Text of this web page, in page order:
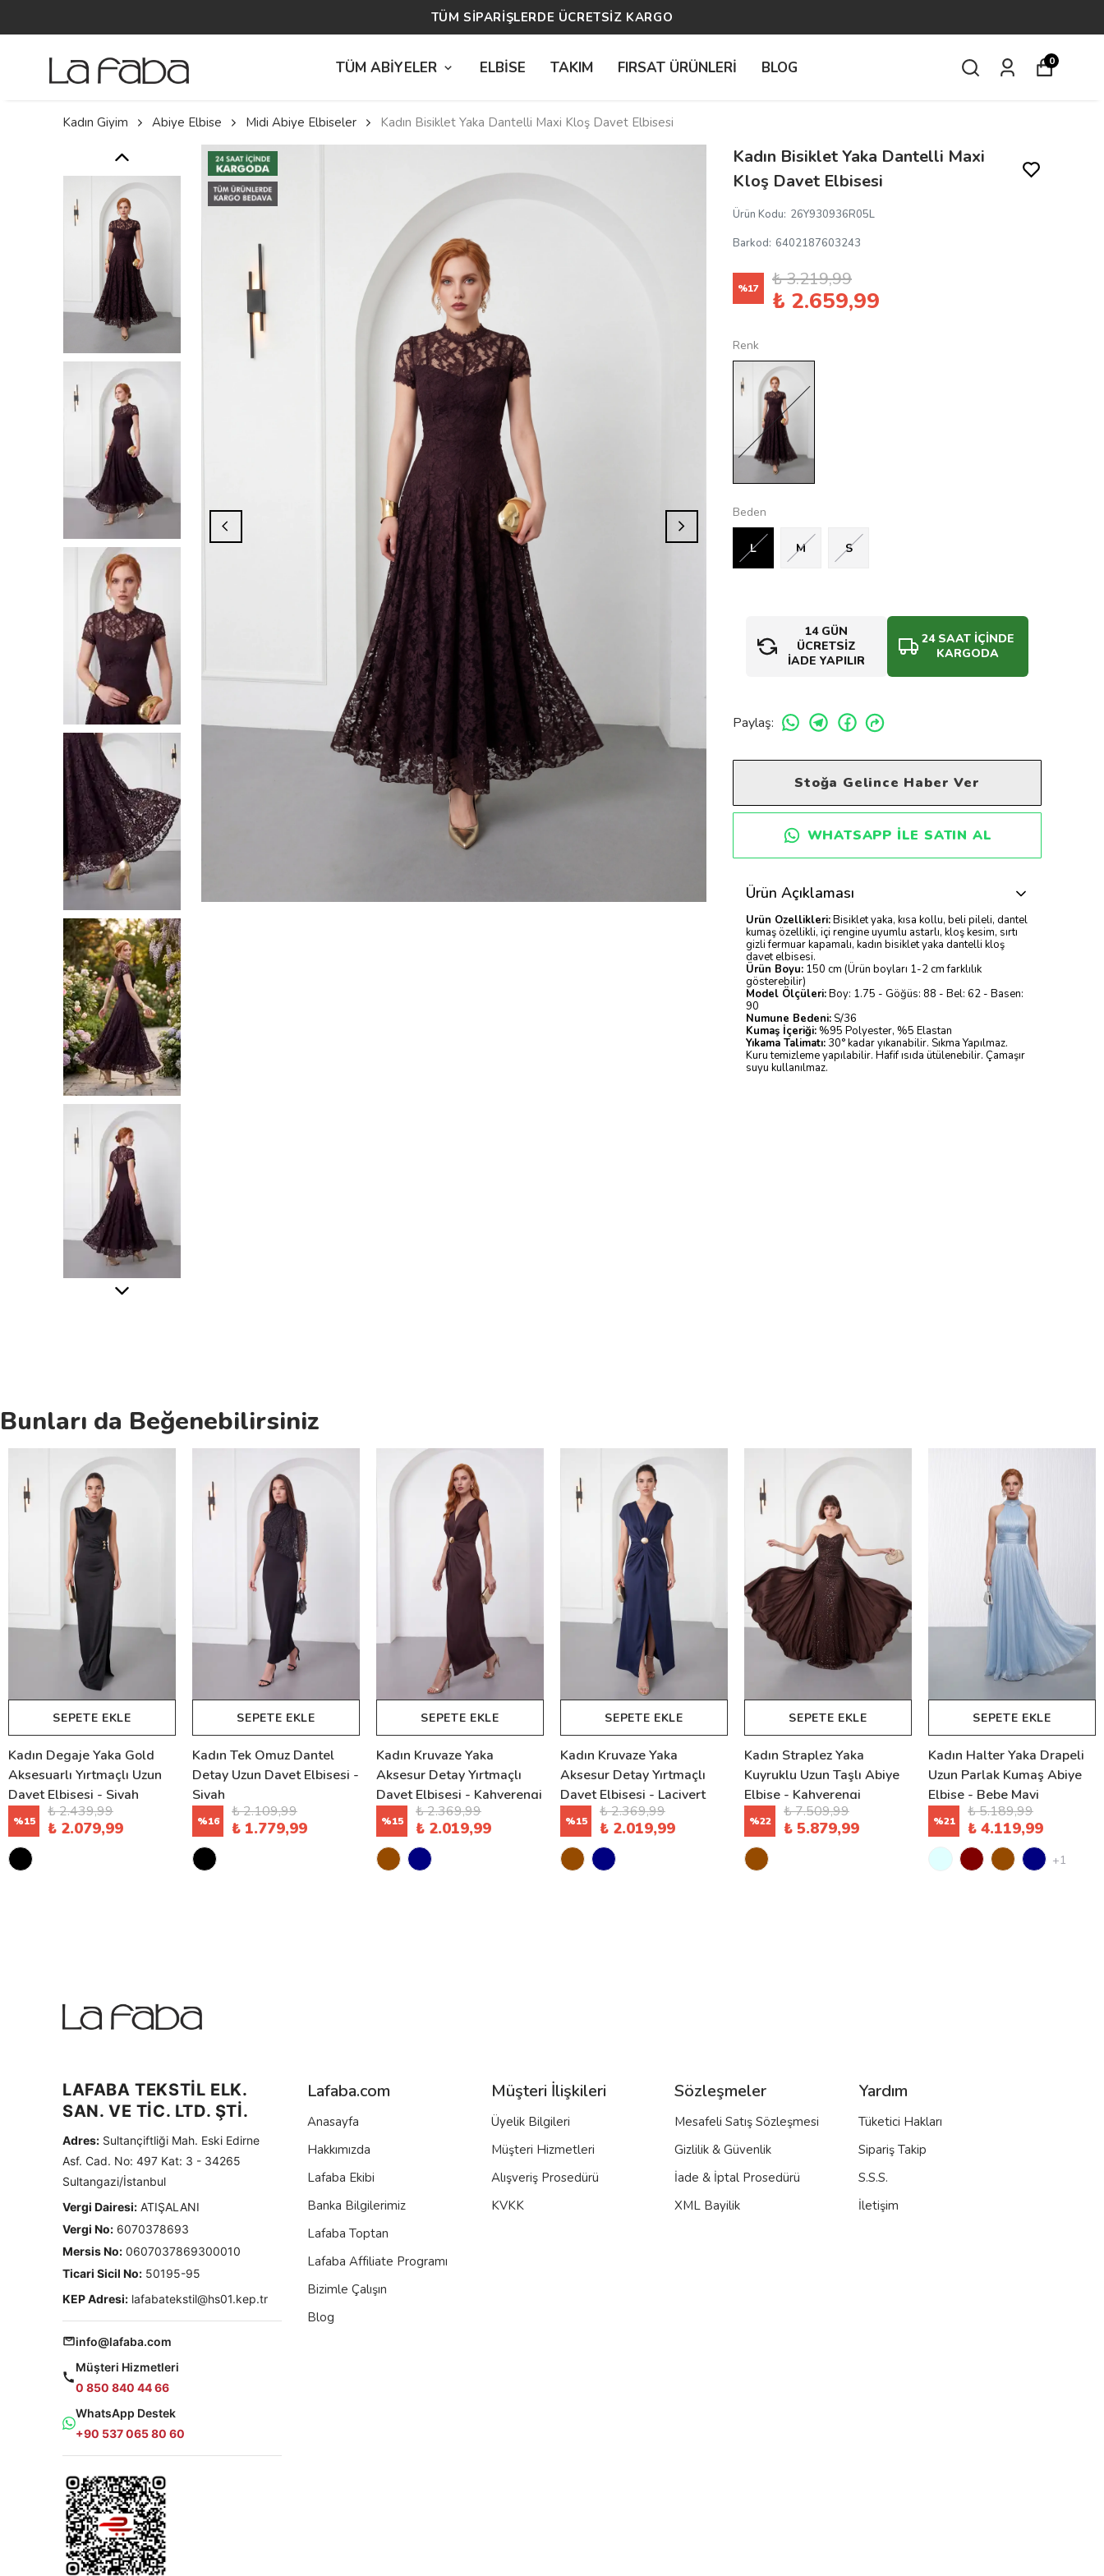
14 GÜN ÜCRETSİZ İADE
TÜM ABİYELER ELBİSE TAKIM FIRSAT ÜRÜNLERİ BLOG 0
Kadın Giyim Abiye Elbise Midi Abiye Elbiseler Kadın Bisiklet Yaka Dantelli Maxi Kloş Davet Elbisesi
Kadın Bisiklet Yaka Dantelli Maxi
Kloş Davet Elbisesi
Ürün Kodu: 26Y930936R05L
Barkod: 6402187603243
%17 ₺ 3.219,99
₺ 2.659,99
Renk
Beden
L M S
14 GÜN
ÜCRETSİZ
İADE YAPILIR
24 SAAT İÇİNDE
KARGODA
Paylaş:
Stoğa Gelince Haber Ver
WHATSAPP ILE SATIN AL
Ürün Açıklaması
Ürün Özellikleri:Bisiklet yaka, kısa kollu, beli pileli, dantel
kumaş özellikli, içi rengine uyumlu astarlı, kloş kesim, sırtı
gizli fermuar kapamalı, kadın bisiklet yaka dantelli kloş
davet elbisesi.
Ürün Boyu: 150 cm (Ürün boyları 1-2 cm farklılık
gösterebilir)
Model Ölçüleri:Boy: 1.75 - Göğüs: 88 - Bel: 62 - Basen:
90
Numune Bedeni: S/36
Kumaş İçeriği: %95 Polyester, %5 Elastan
Yıkama Talimatı:30° kadar yıkanabilir. Sıkma Yapılmaz.
Kuru temizleme yapılabilir. Hafif ısıda ütülenebilir. Çamaşır
suyu kullanılmaz.
Bunları da Beğenebilirsiniz
SEPETE EKLE
Kadın Degaje Yaka Gold
Aksesuarlı Yırtmaçlı Uzun
Davet Elbisesi - Siyah
%15
₺ 2.439,99
₺ 2.079,99
SEPETE EKLE
Kadın Tek Omuz Dantel
Detay Uzun Davet Elbisesi -
Siyah
%16
₺ 2.109,99
₺ 1.779,99
SEPETE EKLE
Kadın Kruvaze Yaka
Aksesur Detay Yırtmaçlı
Davet Elbisesi - Kahverengi
%15
₺ 2.369,99
₺ 2.019,99
SEPETE EKLE
Kadın Kruvaze Yaka
Aksesur Detay Yırtmaçlı
Davet Elbisesi - Lacivert
%15
₺ 2.369,99
₺ 2.019,99
SEPETE EKLE
Kadın Straplez Yaka
Kuyruklu Uzun Taşlı Abiye
Elbise - Kahverengi
%22
₺ 7.509,99
₺ 5.879,99
SEPETE EKLE
Kadın Halter Yaka Drapeli
Uzun Parlak Kumaş Abiye
Elbise - Bebe Mavi
%21
₺ 5.189,99
₺ 4.119,99
+1
Lafaba.com
Anasayfa
Hakkımızda
Lafaba Ekibi
Banka Bilgilerimiz
Lafaba Toptan
Lafaba Affiliate Programı
Bizimle Çalışın
Blog
Müşteri İlişkileri
Üyelik Bilgileri
Müşteri Hizmetleri
Alışveriş Prosedürü
KVKK
Sözleşmeler
Mesafeli Satış Sözleşmesi
Gizlilik & Güvenlik
İade & İptal Prosedürü
XML Bayilik
Yardım
Tüketici Hakları
Sipariş Takip
S.S.S.
İletişim
LAFABA TEKSTİL ELK.
SAN. VE TİC. LTD. ŞTİ.
Adres: Sultançiftliği Mah. Eski Edirne
Asf. Cad. No: 497 Kat: 3 - 34265
Sultangazi/İstanbul
Vergi Dairesi: ATIŞALANI
Vergi No: 6070378693
Mersis No: 0607037869300010
Ticari Sicil No: 50195-95
KEP Adresi: lafabatekstil@hs01.kep.tr
info@lafaba.com
Müşteri Hizmetleri
0 850 840 44 66
WhatsApp Destek
+90 537 065 80 60